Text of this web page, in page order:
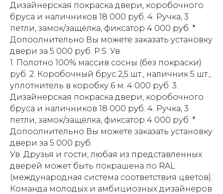
Дизайнерская покраска двери, коробочного
бруса и наличников 18 000 руб. 4. Ручка, 3
петли, замок/защёлка, фиксатор 4 000 руб. *
Допоолнительно Вы можете заказать установку
двери за 5 000 руб. P.S. Ув.
1. Полотно 100% массив сосны (без покраски)
руб. 2. Коробочный брус 2,5 шт., наличник 5 шт.,
уплотнитель в коробку 6 м. 4 000 руб. 3.
Дизайнерская покраска двери, коробочного
бруса и наличников 18 000 руб. 4. Ручка, 3
петли, замок/защёлка, фиксатор 4 000 руб. *
Допоолнительно Вы можете заказать установку
двери за 5 000 руб.
Ув. Друзья и гости, любая из представленных
дверей может быть покрашена по RAL
(международная система соответствия цветов).
Команда молодых и амбициозных дизайнеров